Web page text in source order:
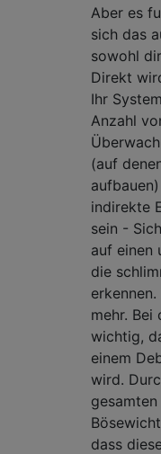
Aber es
sich das
sowohl
Direkt
Ihr
Anzahl
(auf
indirekte
sein -
auf einen
die
mehr. Bei
wichtig,
einem
wird.
dass